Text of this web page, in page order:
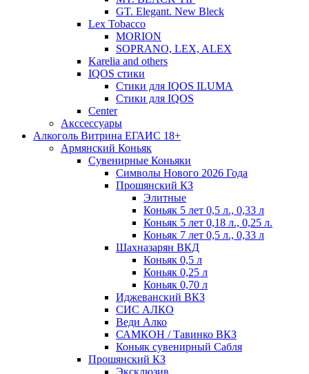
GT. Elegant. New Bleck
Lex Tobacco
MORION
SOPRANO, LEX, ALEX
Karelia and others
IQOS стики
Стики для IQOS ILUMA
Стики для IQOS
Сenter
Акссессуары
Алкоголь Витрина ЕГАИС 18+
Армянский Коньяк
Сувенирные Коньяки
Символы Нового 2026 Года
Прошянский КЗ
Элитные
Коньяк 5 лет 0,5 л., 0,33 л
Коньяк 5 лет 0,18 л., 0,25 л.
Коньяк 7 лет 0,5 л., 0,33 л
Шахназарян ВКД
Коньяк 0,5 л
Коньяк 0,25 л
Коньяк 0,70 л
Иджеванский ВКЗ
СИС АЛКО
Веди Алко
САМКОН / Тавинко ВКЗ
Коньяк сувенирный Сабля
Прошянский КЗ
Эксклюзив